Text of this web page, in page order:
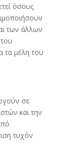
όσους
των άλλων
τα µέλη του
σε
και την
τυχόν